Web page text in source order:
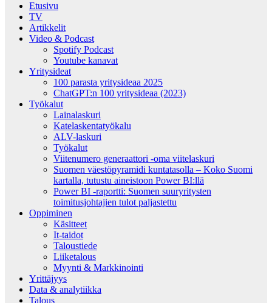
Etusivu
TV
Artikkelit
Video & Podcast
Spotify Podcast
Youtube kanavat
Yritysideat
100 parasta yritysideaa 2025
ChatGPT:n 100 yritysideaa (2023)
Työkalut
Lainalaskuri
Katelaskentatyökalu
ALV-laskuri
Työkalut
Viitenumero generaattori -oma viitelaskuri
Suomen väestöpyramidi kuntatasolla – Koko Suomi
kartalla, tutustu aineistoon Power BI:llä
Power BI -raportti: Suomen suuryritysten
toimitusjohtajien tulot paljastettu
Oppiminen
Käsitteet
It-taidot
Taloustiede
Liiketalous
Myynti & Markkinointi
Yrittäjyys
Data & analytiikka
Talous